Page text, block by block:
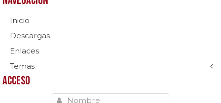
Inicio
Descargas
Enlaces
Temas
Acceso